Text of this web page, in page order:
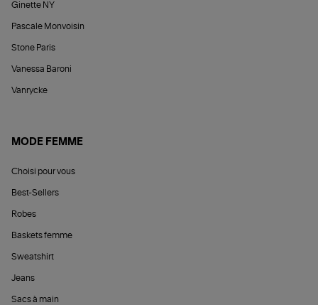
Ginette NY
Pascale Monvoisin
Stone Paris
Vanessa Baroni
Vanrycke
MODE FEMME
Choisi pour vous
Best-Sellers
Robes
Baskets femme
Sweatshirt
Jeans
Sacs à main